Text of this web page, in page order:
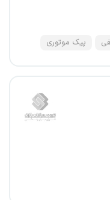
پیک موتوری